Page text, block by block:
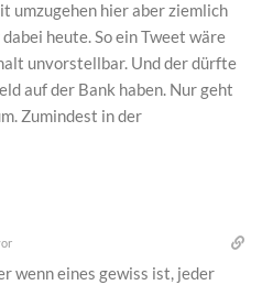
umzugehen hier aber ziemlich
heute. So ein Tweet wäre
unvorstellbar. Und der dürfte
auf der Bank haben. Nur geht
Zumindest in der
wenn eines gewiss ist, jeder